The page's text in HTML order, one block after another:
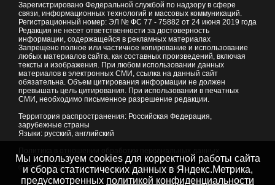
Зарегистрировано Федеральной службой по надзору в сфере
связи, информационных технологий и массовых коммуникаций.
Регистрационный номер: ЭЛ № ФС 77 - 75882 от 24 июня 2019 года
Редакция не несет ответственности за достоверность
информации, содержащейся в рекламных материалах
Запрещено полное или частичное копирование и использование
любых материалов сайта, как составных произведений, включая
тексты и изображения. При любом использовании данных
материалов в электронных СМИ, ссылка на данный сайт
обязательна. Объем цитирования информации не должен
превышать цель цитирования. При использовании в печатных
СМИ, необходимо письменное разрешение редакции.
Территория распространения: Российская Федерация,
зарубежные страны
Языки: русский, английский
© 2007 - 2026Портал Читы и Забайкальского края
Мы используем cookies для корректной работы сайта
и сбора статистических данных в Яндекс.Метрика,
предусмотренных политикой конфиденциальности